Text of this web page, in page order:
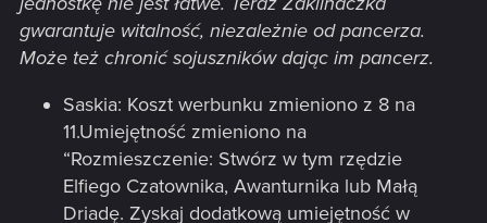
gwarantuje witalność, niezależnie od pancerza.
Może też chronić sojuszników dając im pancerz.
Saskia: Koszt werbunku zmieniono z 8 na
11.Umiejętność zmieniono na
“Rozmieszczenie: Stwórz w tym rzędzie
Elfiego Czatownika, Awanturnika lub Małą
Driadę. Zyskaj dodatkową umiejętność w